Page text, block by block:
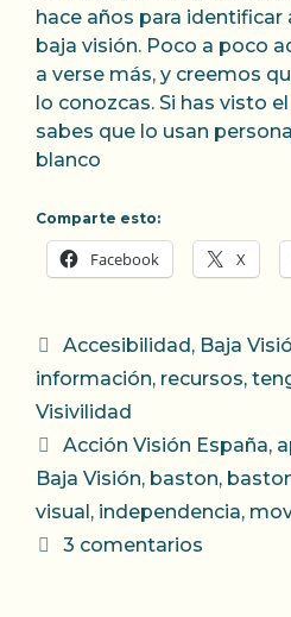
hace años para identificar
baja visión. Poco a poco
a verse más, y creemos
lo conozcas. Si has visto
sabes que lo usan
blanco
Comparte esto:
Facebook X
Categorías
Accesibilidad , Baja
información, recursos,
Visivilidad
Etiquetas
Acción Visión España,
Baja Visión, baston,
visual , independencia,
3 comentarios